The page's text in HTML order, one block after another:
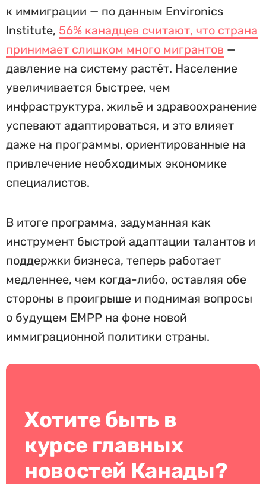
к иммиграции — по данным Environics
Institute, 56% канадцев считают, что страна
принимает слишком много мигрантов —
давление на систему растёт. Население
увеличивается быстрее, чем
инфраструктура, жильё и здравоохранение
успевают адаптироваться, и это влияет
даже на программы, ориентированные на
привлечение необходимых экономике
специалистов.
В итоге программа, задуманная как
инструмент быстрой адаптации талантов и
поддержки бизнеса, теперь работает
медленнее, чем когда-либо, оставляя обе
стороны в проигрыше и поднимая вопросы
о будущем EMPP на фоне новой
иммиграционной политики страны.
Хотите быть в
курсе главных
новостей Канады?